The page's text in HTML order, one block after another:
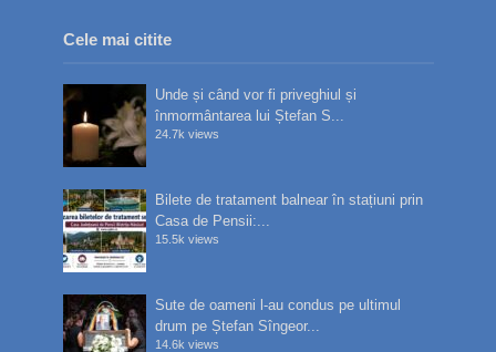
Cele mai citite
Unde și când vor fi priveghiul și
înmormântarea lui Ștefan S...
24.7k views
Bilete de tratament balnear în stațiuni prin
Casa de Pensii:...
15.5k views
Sute de oameni l-au condus pe ultimul
drum pe Ștefan Sîngeor...
14.6k views